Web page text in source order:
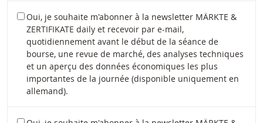
Oui, je souhaite m'abonner à la newsletter MÄRKTE &
ZERTIFIKATE daily et recevoir par e-mail,
quotidiennement avant le début de la séance de
bourse, une revue de marché, des analyses techniques
et un aperçu des données économiques les plus
importantes de la journée (disponible uniquement en
allemand).